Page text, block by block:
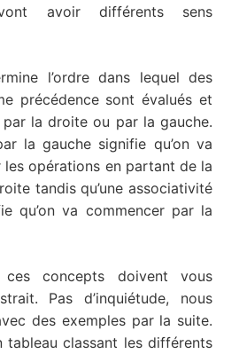
avoir différents sens
l’ordre dans lequel des
précédence sont évalués et
la droite ou par la gauche.
la gauche signifie qu’on va
les opérations en partant de la
tandis qu’une associativité
qu’on va commencer par la
concepts doivent vous
Pas d’inquiétude, nous
des exemples par la suite.
tableau classant les différents